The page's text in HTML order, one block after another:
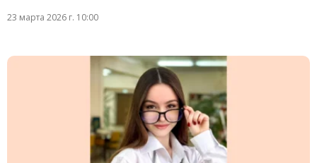
23 марта 2026 г. 10:00